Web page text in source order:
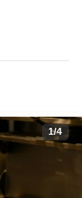
1/4